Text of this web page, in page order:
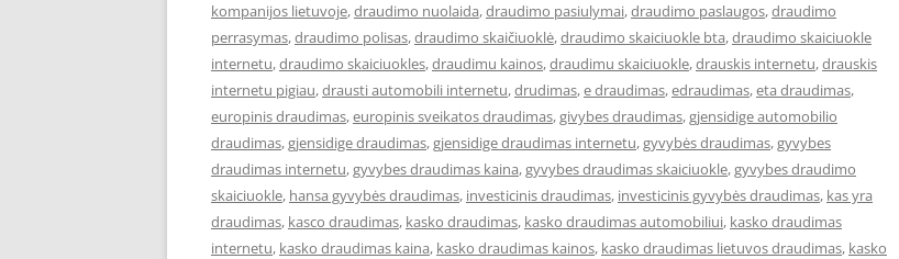
kompanijos lietuvoje,draudimo nuolaida,draudimo pasiulymai,draudimo paslaugos,draudimo
perrasymas,draudimo polisas,draudimo skaičiuoklė,draudimo skaiciuokle bta,draudimo skaiciuokle
internetu,draudimo skaiciuokles,draudimu kainos,draudimu skaiciuokle,drauskis internetu,drauskis
internetu pigiau,drausti automobili internetu,drudimas,e draudimas,edraudimas,eta draudimas,
europinis draudimas,europinis sveikatos draudimas,givybes draudimas,gjensidige automobilio
draudimas,gjensidige draudimas,gjensidige draudimas internetu,gyvybės draudimas,gyvybes
draudimas internetu,gyvybes draudimas kaina,gyvybes draudimas skaiciuokle,gyvybes draudimo
skaiciuokle, hansa gyvybės draudimas, investicinis draudimas, investicinis gyvybės draudimas, kas yra
draudimas, kasco draudimas, kasko draudimas, kasko draudimas automobiliui, kasko draudimas
internetu, kasko draudimas kaina, kasko draudimas kainos, kasko draudimas lietuvos draudimas, kasko